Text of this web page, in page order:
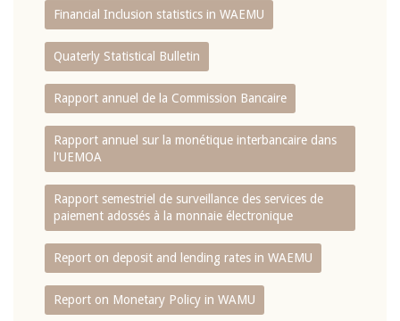
Financial Inclusion statistics in WAEMU
Quaterly Statistical Bulletin
Rapport annuel de la Commission Bancaire
Rapport annuel sur la monétique interbancaire dans
l'UEMOA
Rapport semestriel de surveillance des services de
paiement adossés à la monnaie électronique
Report on deposit and lending rates in WAEMU
Report on Monetary Policy in WAMU